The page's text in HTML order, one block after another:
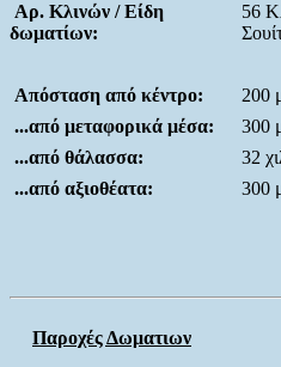
Αρ. Κλινών / Είδη
δωματίων:
56
Απόσταση από κέντρο:
200
...από μεταφορικά μέσα:
300
...από θάλασσα:
32
...από αξιοθέατα:
300
Παροχές Δωματιων